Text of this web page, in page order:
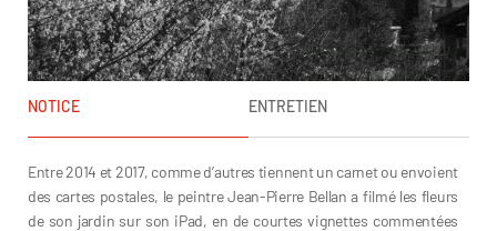
NOTICE ENTRETIEN
Entre 2014 et 2017, comme d’autres tiennent un carnet ou envoient
des cartes postales, le peintre Jean-Pierre Bellan a filmé les fleurs
de son jardin sur son iPad, en de courtes vignettes commentées